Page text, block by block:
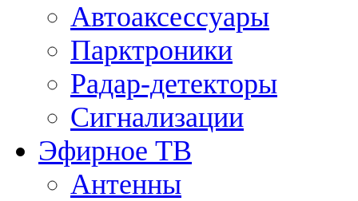
Автоаксессуары
Парктроники
Радар-детекторы
Сигнализации
Эфирное ТВ
Антенны